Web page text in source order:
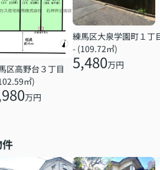
区高野台３丁目
㎡)
万円
練馬区大泉学園町１丁
- (109.72㎡)
5,480万円